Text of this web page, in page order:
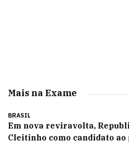
Mais na Exame
BRASIL
Em nova reviravolta,
Cleitinho como candidato ao